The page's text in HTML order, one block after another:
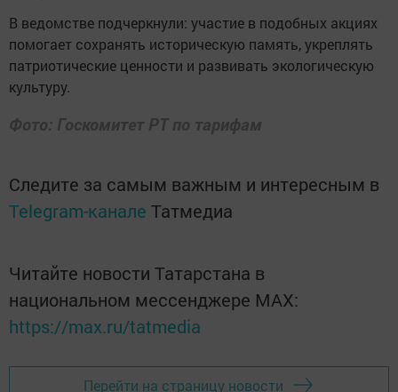
В ведомстве подчеркнули: участие в подобных акциях
помогает сохранять историческую память, укреплять
патриотические ценности и развивать экологическую
культуру.
Фото: Госкомитет РТ по тарифам
Следите за самым важным и интересным в
Telegram-канале Татмедиа
Читайте новости Татарстана в
национальном мессенджере MАХ:
https://max.ru/tatmedia
Перейти на страницу новости